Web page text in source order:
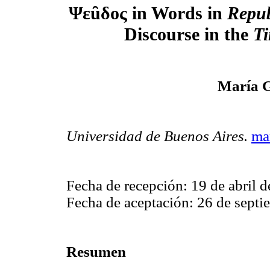
Ψεȗδος in Words in
Discourse in the
María
Universidad de Buenos Aires.
Fecha de recepción: 19 de abril
Fecha de aceptación: 26 de
Resumen